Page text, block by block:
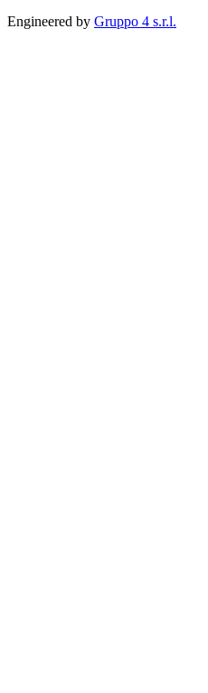
Engineered by Gruppo 4 s.r.l.